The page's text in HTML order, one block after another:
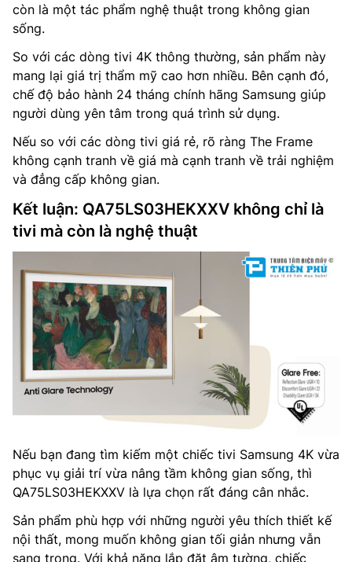
còn là một tác phẩm nghệ thuật trong không gian
sống.
So với các dòng tivi 4K thông thường, sản phẩm này
mang lại giá trị thẩm mỹ cao hơn nhiều. Bên cạnh đó,
chế độ bảo hành 24 tháng chính hãng Samsung giúp
người dùng yên tâm trong quá trình sử dụng.
Nếu so với các dòng tivi giá rẻ, rõ ràng The Frame
không cạnh tranh về giá mà cạnh tranh về trải nghiệm
và đẳng cấp không gian.
Kết luận: QA75LS03HEKXXV không chỉ là
tivi mà còn là nghệ thuật
Nếu bạn đang tìm kiếm một chiếc tivi Samsung 4K vừa
phục vụ giải trí vừa nâng tầm không gian sống, thì
QA75LS03HEKXXV là lựa chọn rất đáng cân nhắc.
Sản phẩm phù hợp với những người yêu thích thiết kế
nội thất, mong muốn không gian tối giản nhưng vẫn
sang trọng. Với khả năng lắp đặt âm tường, chiếc